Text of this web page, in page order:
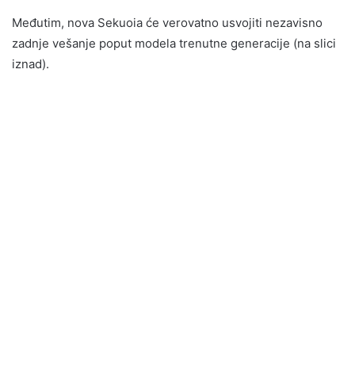
Međutim, nova Sekuoia će verovatno usvojiti nezavisno
zadnje vešanje poput modela trenutne generacije (na slici
iznad).